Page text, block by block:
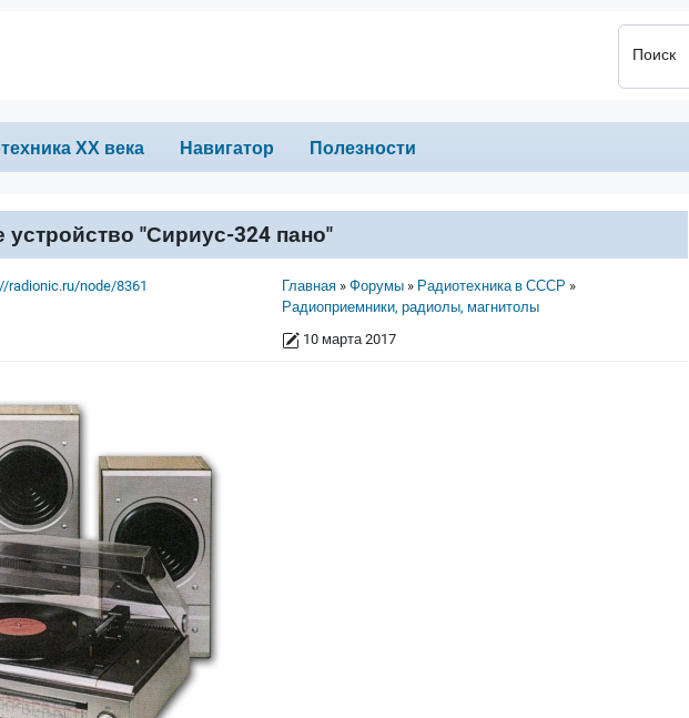
Поиск
ХХ века Навигатор Полезности
"Сириус-324 пано"
Строка навигации
Главная Форумы
Радиотехника в СССР
Радиоприемники, радиолы, магнитолы
10 марта 2017
radionic.ru/node/8361